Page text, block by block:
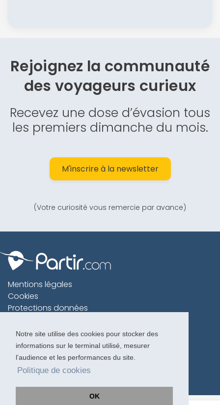
Notre site utilise des cookies pour stocker des
informations sur le terminal utilisé, mesurer
l’audience et les performances du site.
Politique de cookies
OK
Rejoignez la communauté
desvoyageurs curieux
Recevez une dose d’évasion tous
les premiers dimanche du mois.
M'inscrire à la newsletter
(Votre curiosité vous remercie par avance)
Mentions légales
Cookies
Protections données
Charte voyageur
Copyright 1996-2026